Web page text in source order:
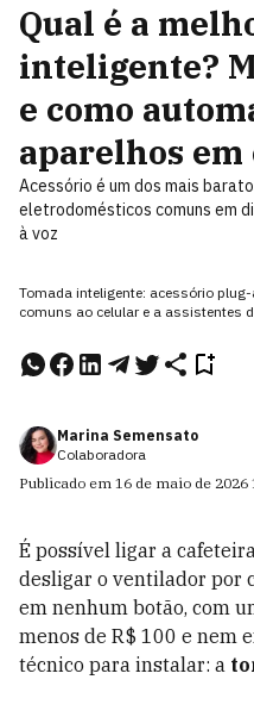
Qual é a
inteligente?
e como
aparelhos em
Acessório é um dos mais
eletrodomésticos comuns em
à voz
Tomada inteligente: acessório
comuns ao celular e a assistentes
Marina Semensato
Colaboradora
Publicado em 16 de maio de 2026
É possível ligar a
desligar o ventilador por
em nenhum botão, com
menos de R$ 100 e nem
técnico para instalar: a